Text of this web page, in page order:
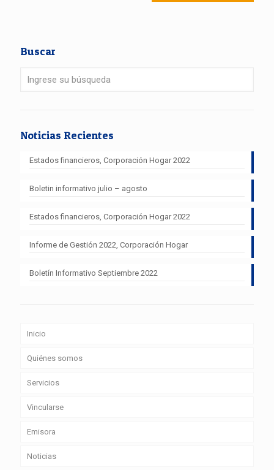
Buscar
Noticias Recientes
Estados financieros, Corporación Hogar 2022
Boletin informativo julio – agosto
Estados financieros, Corporación Hogar 2022
Informe de Gestión 2022, Corporación Hogar
Boletín Informativo Septiembre 2022
Inicio
Quiénes somos
Servicios
Vincularse
Emisora
Noticias